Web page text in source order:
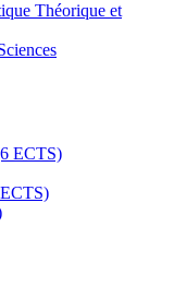
Théorique et
ECTS)